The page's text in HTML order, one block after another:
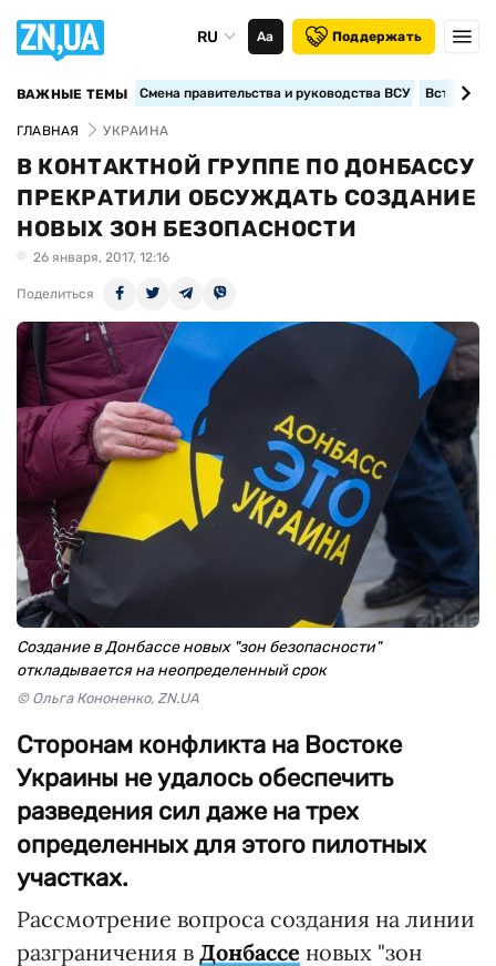
RU Аа Поддержать
ВАЖНЫЕ ТЕМЫ Смена правительства и руководства ВСУ
ГЛАВНАЯ УКРАИНА
В КОНТАКТНОЙ ГРУППЕ ПО ДОНБАССУ
ПРЕКРАТИЛИ ОБСУЖДАТЬ СОЗДАНИЕ
НОВЫХ ЗОН БЕЗОПАСНОСТИ
26 января, 2017, 12:16
Поделиться
Создание в Донбассе новых "зон безопасности"
откладывается на неопределенный срок
© Ольга Кононенко, ZN.UA
Сторонам конфликта на Востоке
Украины не удалось обеспечить
разведения сил даже на трех
определенных для этого пилотных
участках.
Рассмотрение вопроса создания на линии
разграничения в Донбассе новых "зон